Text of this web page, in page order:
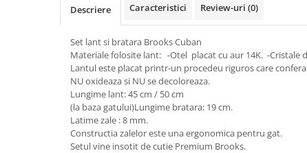
Descriere Caracteristici Review-uri (0)
Set lant si bratara Brooks Cuban
Materiale folosite lant: -Otel placat cu aur 14K. -Cristale
Lantul este placat printr-un procedeu riguros care
NU oxideaza si NU se decoloreaza.
Lungime lant: 45 cm / 50 cm
(la baza gatului)Lungime bratara: 19 cm.
Latime zale : 8 mm.
Constructia zalelor este una ergonomica pentru gat.
Setul vine insotit de cutie Premium Brooks.